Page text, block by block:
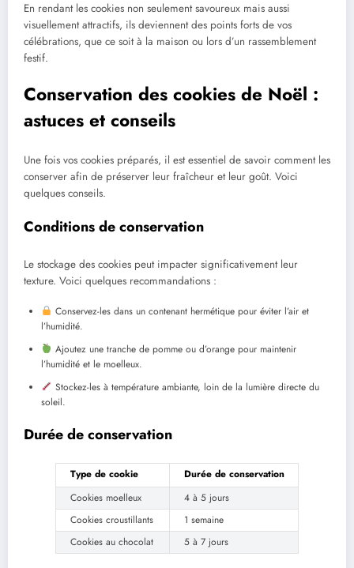
En rendant les cookies non seulement savoureux mais aussi
visuellement attractifs, ils deviennent des points forts de vos
célébrations, que ce soit à la maison ou lors d’un rassemblement
festif.
Conservation des cookies de Noël :
astuces et conseils
Une fois vos cookies préparés, il est essentiel de savoir comment les
conserver afin de préserver leur fraîcheur et leur goût. Voici
quelques conseils.
Conditions de conservation
Le stockage des cookies peut impacter significativement leur
texture. Voici quelques recommandations :
Conservez-les dans un contenant hermétique pour éviter l’air et
l’humidité.
Ajoutez une tranche de pomme ou d’orange pour maintenir
l’humidité et le moelleux.
Stockez-les à température ambiante, loin de la lumière directe du
soleil.
Durée de conservation
Type de cookie
Durée de conservation
Cookies moelleux
4 à 5 jours
Cookies croustillants
1 semaine
Cookies au chocolat
5 à 7 jours